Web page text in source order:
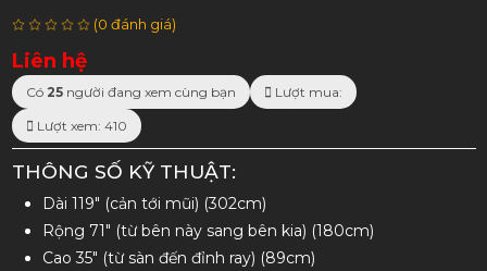
(0 đánh giá)
Liên hệ
Có 25người đang xem cùng bạn Lượt mua:
Lượt xem: 410
THÔNG SỐ KỸ THUẬT:
Dài 119" (cản tới mũi) (302cm)
Rộng 71" (từ bên này sang bên kia) (180cm)
Cao 35" (từ sàn đến đỉnh ray) (89cm)